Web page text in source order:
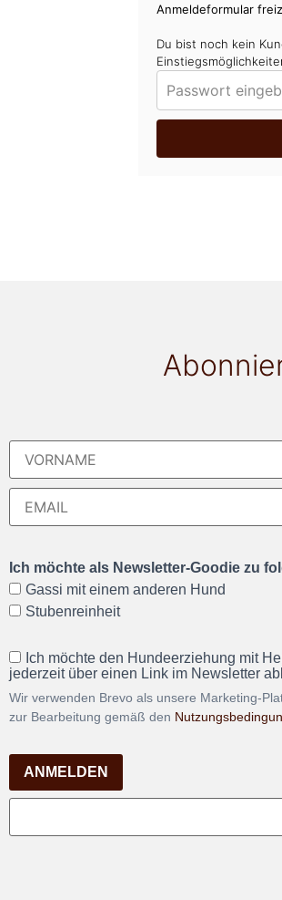
Anmeldeformular
Du bist noch kein
Ich möchte als Newsletter-Goodie zu
Gassi mit einem anderen Hund
Stubenreinheit
Ich möchte den Hundeerziehung mit
jederzeit über einen Link im Newsletter
Wir verwenden Brevo als unsere Marketing-
zur Bearbeitung gemäß den
ANMELDEN